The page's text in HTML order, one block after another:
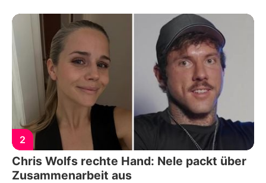
2
Chris Wolfs rechte Hand: Nele packt über
Zusammenarbeit aus